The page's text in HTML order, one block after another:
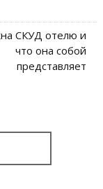
СКУД отелю и
что она собой
представляет